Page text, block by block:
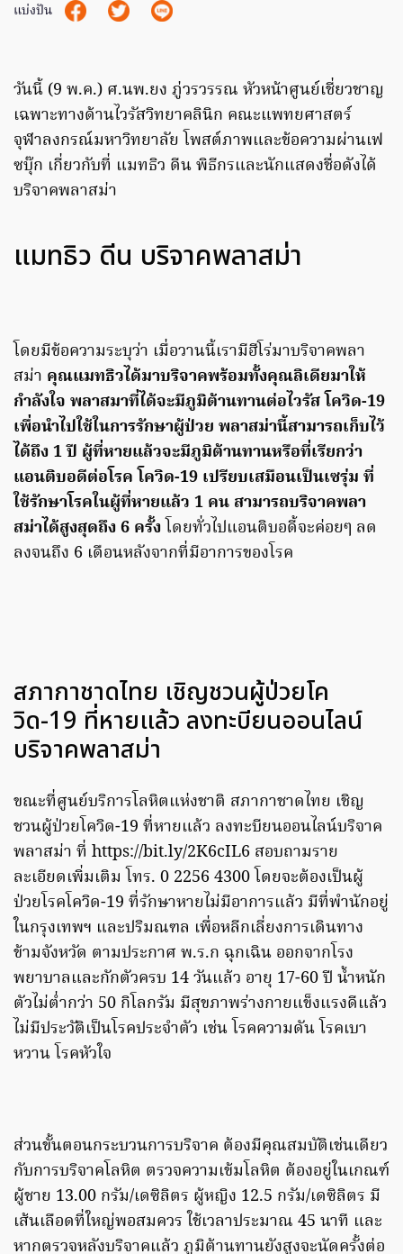
แบ่งปัน
วันนี้ (9 พ.ค.) ศ.นพ.ยง ภู่วรวรรณ หัวหน้าศูนย์เชี่ยวชาญ
เฉพาะทางด้านไวรัสวิทยาคลินิก คณะแพทยศาสตร์
จุฬาลงกรณ์มหาวิทยาลัย โพสต์ภาพและข้อความผ่านเฟ
ซบุ๊ก เกี่ยวกับที่ แมทธิว ดีน พิธีกรและนักแสดงชื่อดังได้
บริจาคพลาสม่า
แมทธิว ดีน บริจาคพลาสม่า
โดยมีข้อความระบุว่า เมื่อวานนี้เรามีฮีโร่มาบริจาคพลา
สม่า คุณแมทธิวได้มาบริจาคพร้อมทั้งคุณลิเดียมาให้
กำลังใจ พลาสมาที่ได้จะมีภูมิต้านทานต่อไวรัส โควิด-19
เพื่อนำไปใช้ในการรักษาผู้ป่วย พลาสม่านี้สามารถเก็บไว้
ได้ถึง 1 ปี ผู้ที่หายแล้วจะมีภูมิต้านทานหรือที่เรียกว่า
แอนติบอดีต่อโรค โควิด-19 เปรียบเสมือนเป็นเซรุ่ม ที่
ใช้รักษาโรคในผู้ที่หายแล้ว 1 คน สามารถบริจาคพลา
สม่าได้สูงสุดถึง 6 ครั้ง โดยทั่วไปแอนติบอดี้จะค่อยๆ ลด
ลงจนถึง 6 เดือนหลังจากที่มีอาการของโรค
สภากาชาดไทย เชิญชวนผู้ป่วยโค
วิด-19 ที่หายแล้ว ลงทะบียนออนไลน์
บริจาคพลาสม่า
ขณะที่ศูนย์บริการโลหิตแห่งชาติ สภากาชาดไทย เชิญ
ชวนผู้ป่วยโควิด-19 ที่หายแล้ว ลงทะบียนออนไลน์บริจาค
พลาสม่า ที่ https://bit.ly/2K6cIL6 สอบถามราย
ละเอียดเพิ่มเติม โทร. 0 2256 4300 โดยจะต้องเป็นผู้
ป่วยโรคโควิด-19 ที่รักษาหายไม่มีอาการแล้ว มีที่พำนักอยู่
ในกรุงเทพฯ และปริมณฑล เพื่อหลีกเลี่ยงการเดินทาง
ข้ามจังหวัด ตามประกาศ พ.ร.ก ฉุกเฉิน ออกจากโรง
พยาบาลและกักตัวครบ 14 วันแล้ว อายุ 17-60 ปี น้ำหนัก
ตัวไม่ต่ำกว่า 50 กิโลกรัม มีสุขภาพร่างกายแข็งแรงดีแล้ว
ไม่มีประวัติเป็นโรคประจำตัว เช่น โรคความดัน โรคเบา
หวาน โรคหัวใจ
ส่วนขั้นตอนกระบวนการบริจาค ต้องมีคุณสมบัติเช่นเดียว
กับการบริจาคโลหิต ตรวจความเข้มโลหิต ต้องอยู่ในเกณฑ์
ผู้ชาย 13.00 กรัม/เดซิลิตร ผู้หญิง 12.5 กรัม/เดซิลิตร มี
เส้นเลือดที่ใหญ่พอสมควร ใช้เวลาประมาณ 45 นาที และ
หากตรวจหลังบริจาคแล้ว ภูมิต้านทานยังสูงจะนัดครั้งต่อ